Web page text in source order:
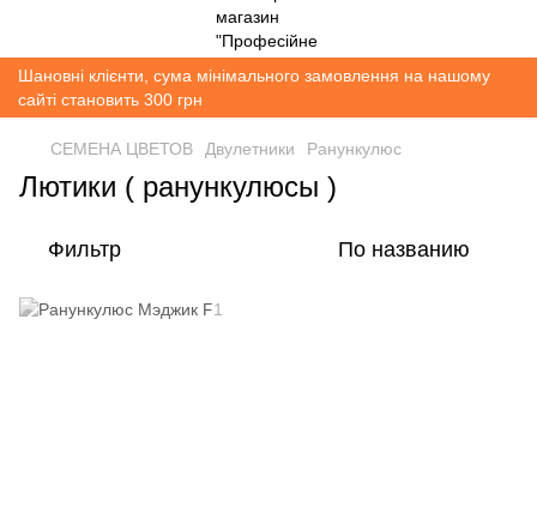
Шановні клієнти, сума мінімального замовлення на нашому
сайті становить 300 грн
СЕМЕНА ЦВЕТОВ Двулетники Ранункулюс
Лютики ( ранункулюсы )
Фильтр По названию